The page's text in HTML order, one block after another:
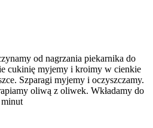
od nagrzania piekarnika do
cukinię myjemy i kroimy w cienkie
Szparagi myjemy i oczyszczamy.
oliwą z oliwek. Wkładamy do